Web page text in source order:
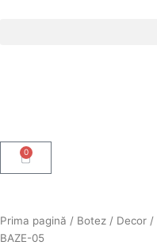
0
Cart
Prima pagină / Botez / Decor /
BAZE-05